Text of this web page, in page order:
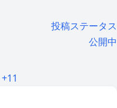
投稿ステータス
公開中
+11